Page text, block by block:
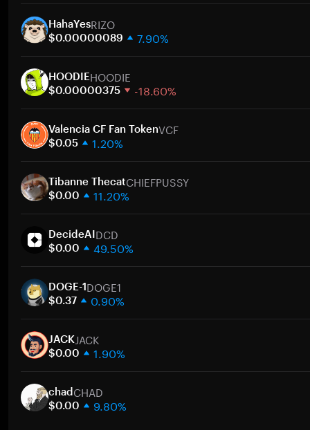
30 días
Capitalización de mercado
HahaYesRIZO
$0.00000089 7.90%
30 días
Capitalización de mercado
HOODIEHOODIE
$0.00000375 -18.60%
30 días
Capitalización de mercado
Valencia CF Fan TokenVCF
$0.05 1.20%
30 días
Capitalización de mercado
Tibanne ThecatCHIEFPUSSY
$0.00 11.20%
30 días
Capitalización de mercado
DecideAIDCD
$0.00 49.50%
30 días
Capitalización de mercado
DOGE-1DOGE1
$0.37 0.90%
30 días
Capitalización de mercado
JACKJACK
$0.00 1.90%
30 días
Capitalización de mercado
chadCHAD
$0.00 9.80%